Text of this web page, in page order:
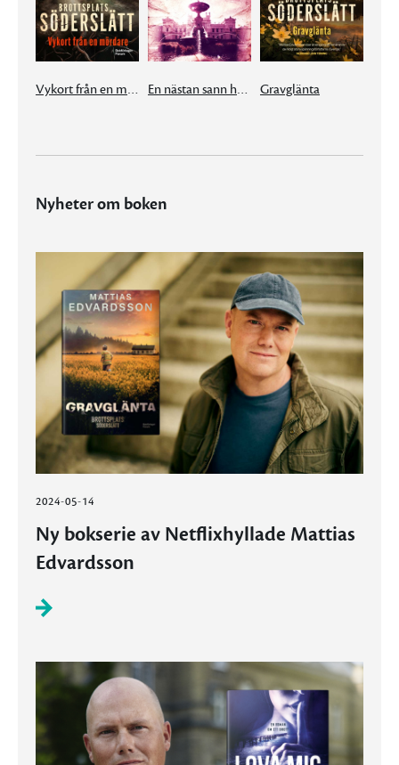
Vykort från en mördare En nästan sann historia Gravglänta
Nyheter om boken
2024-05-14
Ny bokserie av Netflixhyllade Mattias
Edvardsson